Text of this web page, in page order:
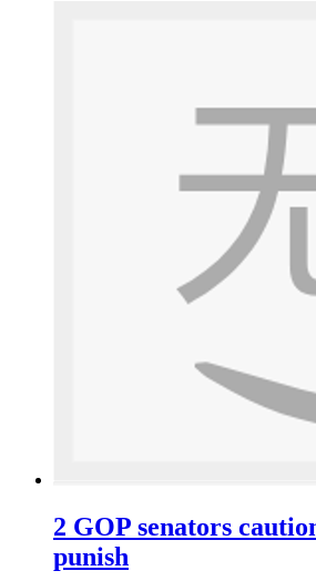
2 GOP senators
punish